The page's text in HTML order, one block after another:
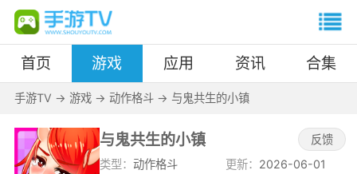
首页 游戏 应用 资讯 合集
手游TV -> 游戏-> 动作格斗-> 与鬼共生的小镇
与鬼共生的小镇
反馈
类型：动作格斗 更新： 2026-06-01